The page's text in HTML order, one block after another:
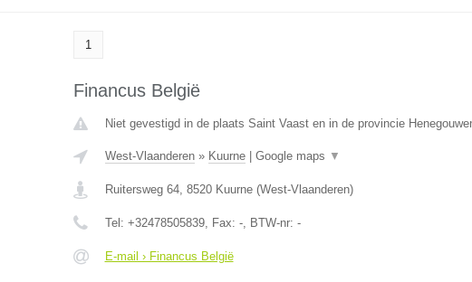
1
Financus België
Niet gevestigd in de plaats Saint Vaast en in de provincie
West-Vlaanderen» Kuurne| Google maps ▼
Ruitersweg 64, 8520 Kuurne(West-Vlaanderen)
Tel: +32478505839, Fax: -, BTW-nr: -
E-mail › Financus België